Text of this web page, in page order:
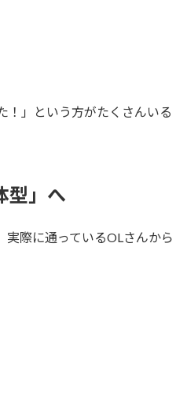
！」という方がたくさんいる
型」へ
際に通っているOLさんから